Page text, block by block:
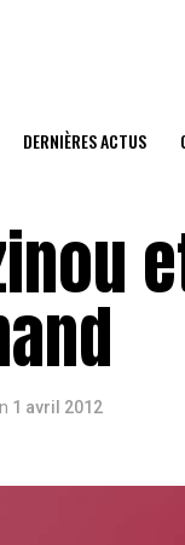
DERNIÈRES ACTUS
1 avril 2012